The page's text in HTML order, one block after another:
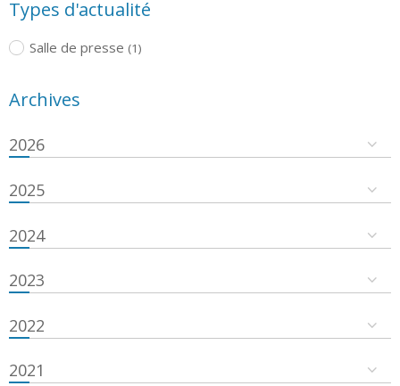
Types d'actualité
Salle de presse (1)
Archives
2026
2025
2024
2023
2022
2021